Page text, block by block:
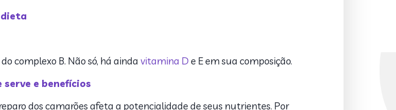
complexo B. Não só, há ainda vitamina D e E em sua composição.
e benefícios
dos camarões afeta a potencialidade de seus nutrientes. Por